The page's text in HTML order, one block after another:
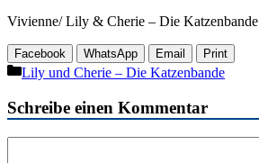
Vivienne/ Lily & Cherie – Die Katzenbande
Facebook WhatsApp Email Print
Kategorien
Lily und Cherie – Die Katzenbande
Schreibe einen Kommentar